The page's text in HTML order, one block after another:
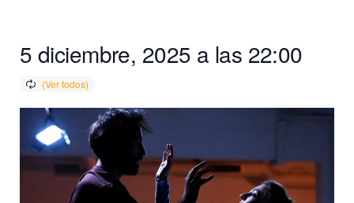
5 diciembre, 2025 a las 22:00